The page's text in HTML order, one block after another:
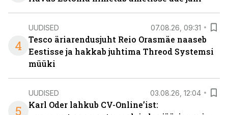
4
UUDISED 07.08.26, 09:31
Tesco äriarendusjuht Reio Orasmäe naaseb
Eestisse ja hakkab juhtima Threod Systemsi
müüki
5
UUDISED 03.08.26, 12:04
Karl Oder lahkub CV-Online’ist: